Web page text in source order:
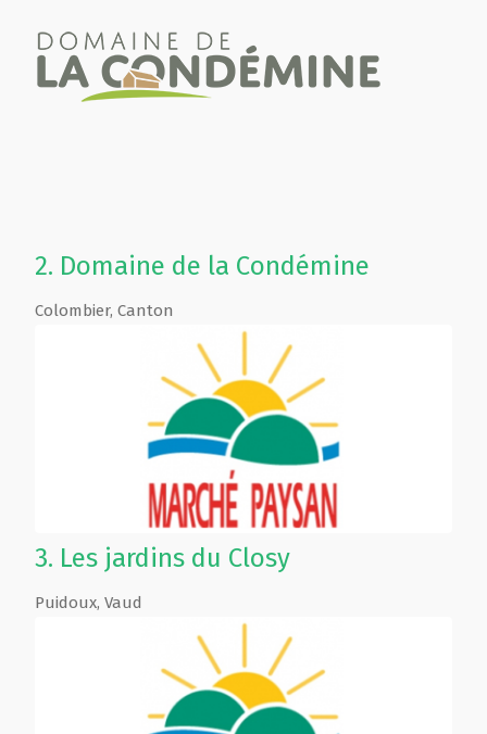
2. Domaine de la Condémine
Colombier, Canton
3. Les jardins du Closy
Puidoux, Vaud